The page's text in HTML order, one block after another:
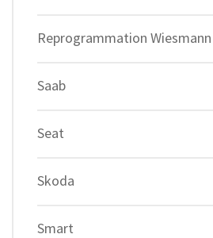
Reprogrammation Wiesmann
Saab
Seat
Skoda
Smart